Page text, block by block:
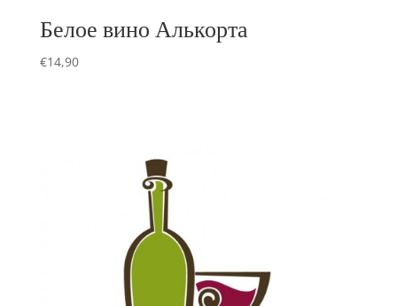
Белое вино Алькорта
€14,90